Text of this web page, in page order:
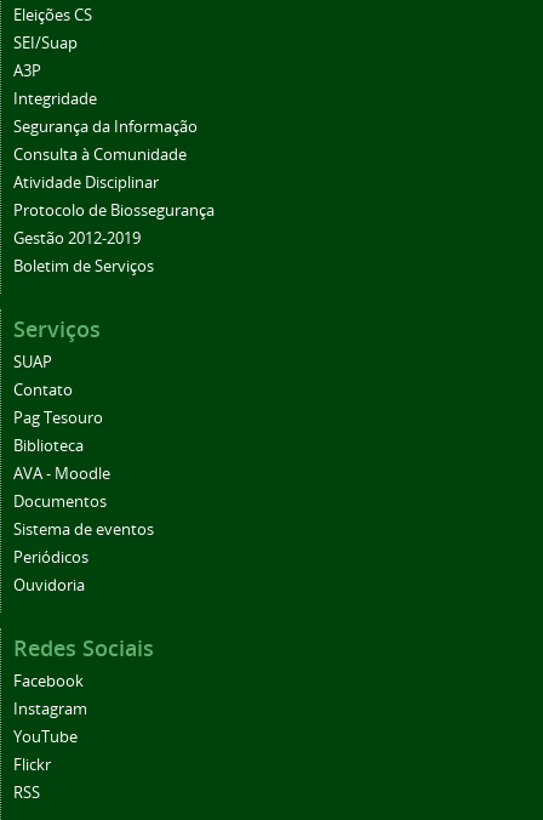
Eleições CS
SEI/Suap
A3P
Integridade
Segurança da Informação
Consulta à Comunidade
Atividade Disciplinar
Protocolo de Biossegurança
Gestão 2012-2019
Boletim de Serviços
Serviços
SUAP
Contato
Pag Tesouro
Biblioteca
AVA - Moodle
Documentos
Sistema de eventos
Periódicos
Ouvidoria
Redes Sociais
Facebook
Instagram
YouTube
Flickr
RSS